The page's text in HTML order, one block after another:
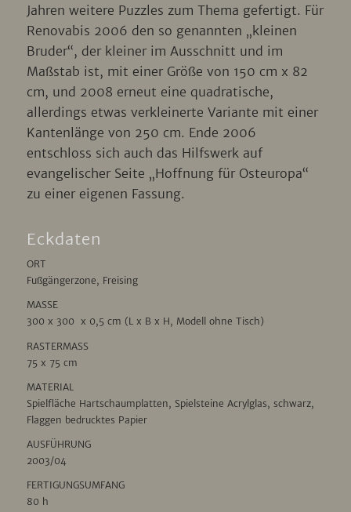
Jahren weitere Puzzles zum Thema gefertigt. Für
Renovabis 2006 den so genannten „kleinen
Bruder“, der kleiner im Ausschnitt und im
Maßstab ist, mit einer Größe von 150 cm x 82
cm, und 2008 erneut eine quadratische,
allerdings etwas verkleinerte Variante mit einer
Kantenlänge von 250 cm. Ende 2006
entschloss sich auch das Hilfswerk auf
evangelischer Seite „Hoffnung für Osteuropa“
zu einer eigenen Fassung.
Eckdaten
ORT
Fußgängerzone, Freising
MASSE
300 x 300 x 0,5 cm (L x B x H, Modell ohne Tisch)
RASTERMASS
75 x 75 cm
MATERIAL
Spielfläche Hartschaumplatten, Spielsteine Acrylglas, schwarz,
Flaggen bedrucktes Papier
AUSFÜHRUNG
2003/04
FERTIGUNGSUMFANG
80 h